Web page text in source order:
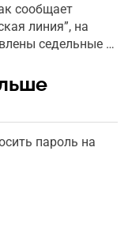
сообщает
линия”, на
седельные …
пароль на